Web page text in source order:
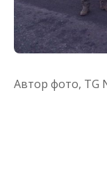
Автор фото, TG